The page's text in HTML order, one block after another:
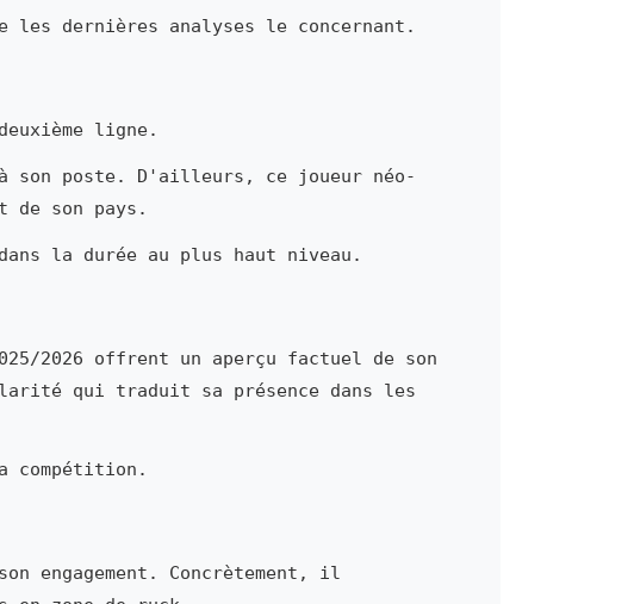
dernières analyses le concernant.
ligne.
son poste. D'ailleurs, ce joueur néo-
de son pays.
la durée au plus haut niveau.
2026 offrent un aperçu factuel de son
qui traduit sa présence dans les
compétition.
engagement. Concrètement, il